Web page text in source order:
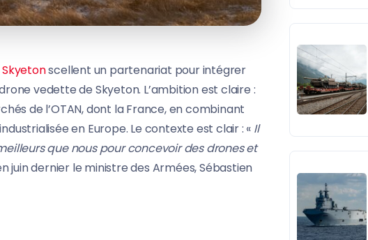
Skyetonscellent un partenariat pour intégrer
vedette de Skyeton. L’ambition est claire :
de l’OTAN, dont la France, en combinant
en Europe. Le contexte est clair : « Il
que nous pour concevoir des drones et
juin dernier le ministre des Armées, Sébastien